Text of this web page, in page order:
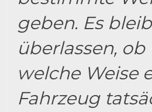
geben. Es
überlassen,
welche Weise
Fahrzeug